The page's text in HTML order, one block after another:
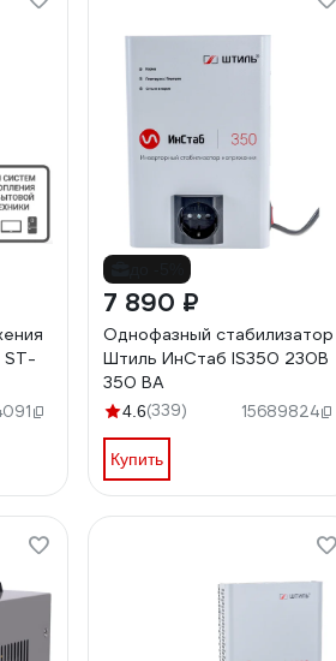
ST-
7 890 ₽
Однофазный стабилизатор
Штиль ИнСтаб IS350 230В
350 ВА
4.6(339) 15689824
Купить